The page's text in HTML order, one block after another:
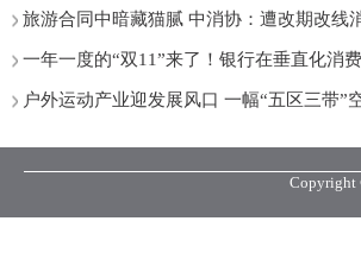
旅游合同中暗藏猫腻 中消协：遭改期改线
一年一度的“双11”来了！银行在垂直化消
户外运动产业迎发展风口 一幅“五区三带”
Copyright